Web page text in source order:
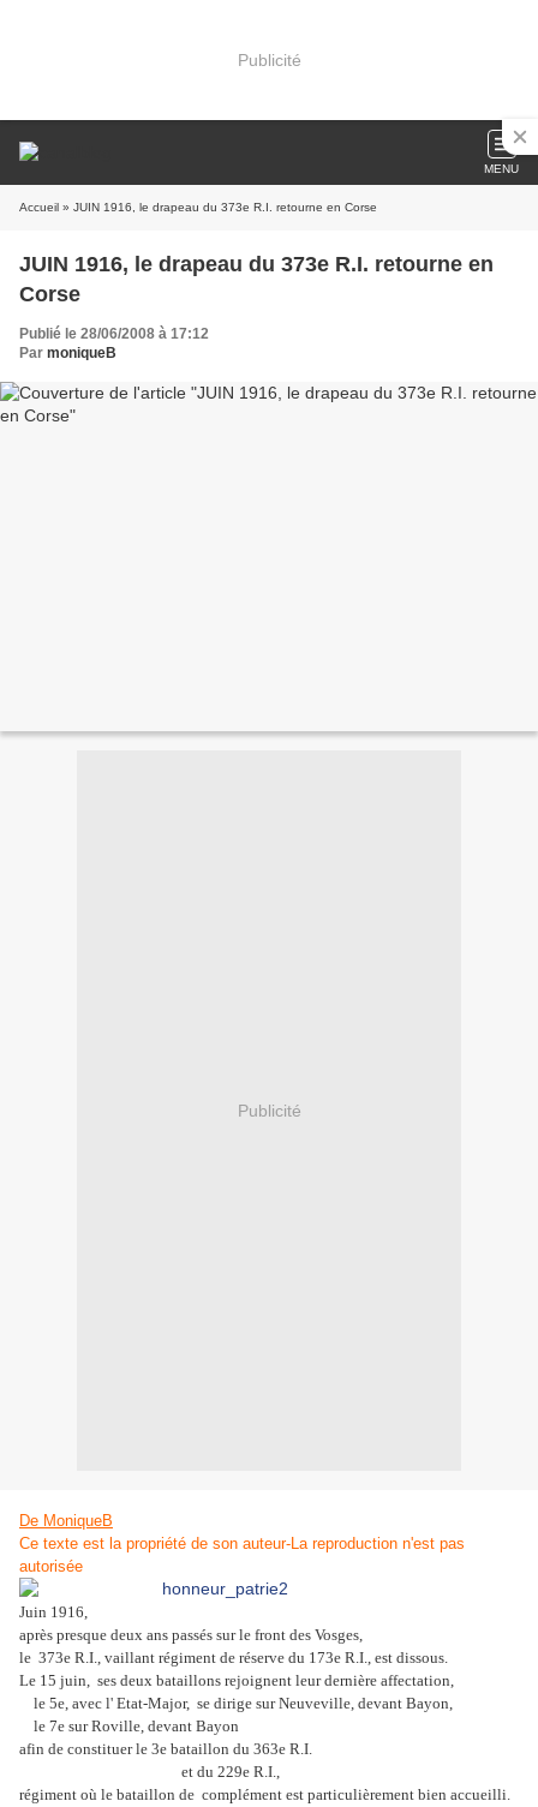
Publicité
MENU
Accueil » JUIN 1916, le drapeau du 373e R.I. retourne en Corse
JUIN 1916, le drapeau du 373e R.I. retourne en
Corse
Publié le 28/06/2008 à 17:12
Par moniqueB
Publicité
De MoniqueB
Ce texte est la propriété de son auteur-La reproduction n'est pas
autorisée
Juin 1916,
après presque deux ans passés sur le front des Vosges,
le 373e R.I., vaillant régiment de réserve du 173e R.I., est dissous.
Le 15 juin, ses deux bataillons rejoignent leur dernière affectation,
le 5e, avec l' Etat-Major, se dirige sur Neuveville, devant Bayon,
le 7e sur Roville, devant Bayon
afin de constituer le 3e bataillon du 363e R.I.
et du 229e R.I.,
régiment où le bataillon de complément est particulièrement bien accueilli.